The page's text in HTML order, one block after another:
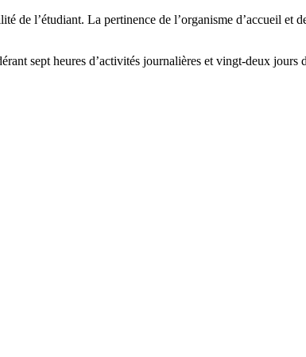
de l’étudiant. La pertinence de l’organisme d’accueil et
sept heures d’activités journalières et vingt-deux jours